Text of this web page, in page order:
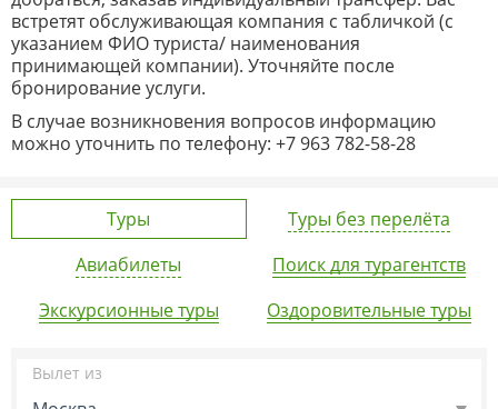
встретят обслуживающая компания с табличкой (с
указанием ФИО туриста/ наименования
принимающей компании). Уточняйте после
бронирование услуги.
В случае возникновения вопросов информацию
можно уточнить по телефону: +7 963 782-58-28
Туры
Туры без перелёта
Авиабилеты
Поиск для турагентств
Экскурсионные туры
Оздоровительные туры
Вылет из